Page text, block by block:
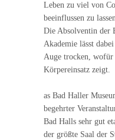
Leben zu viel von
beeinflussen zu
Die Absolventin der
Akademie lässt
Auge trocken,
Körpereinsatz zeigt.
as Bad Haller
begehrter
Bad Halls sehr gut
der größte Saal der